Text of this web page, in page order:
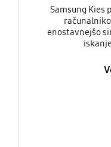
Samsung Kies
enostavnejšo